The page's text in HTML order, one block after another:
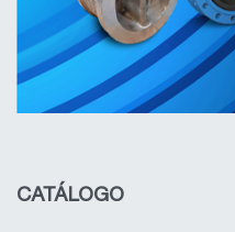
CATÁLOGO